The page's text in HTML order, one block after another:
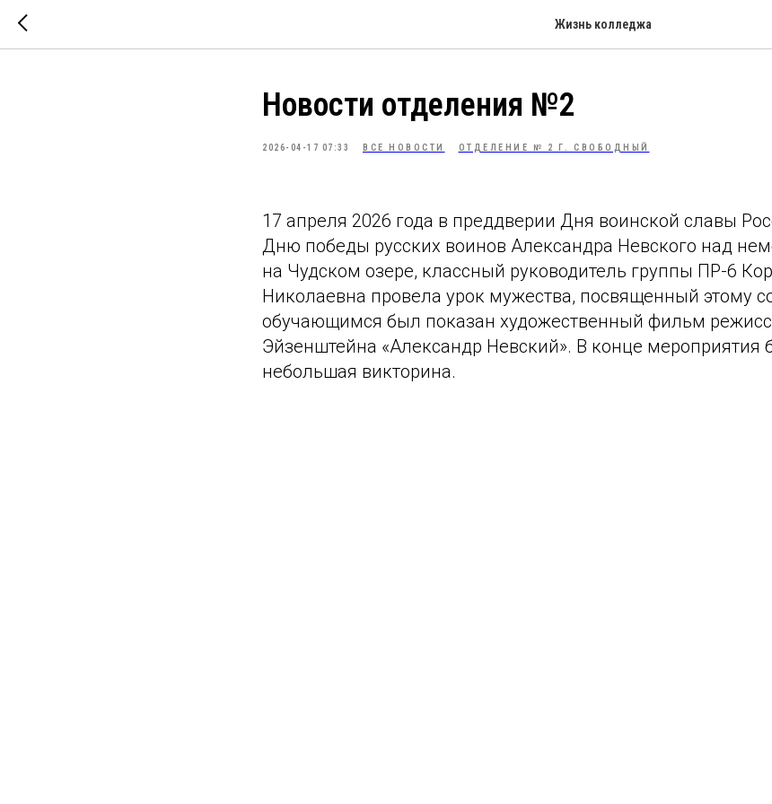
Жизнь колледжа
Новости отделения №2
2026-04-17 07:33 ВСЕ НОВОСТИ ОТДЕЛЕНИЕ № 2 Г. СВОБОДНЫЙ
17 апреля 2026 года в преддверии Дня воинской славы
Дню победы русских воинов Александра Невского над
на Чудском озере, классный руководитель группы ПР-6
Николаевна провела урок мужества, посвященный этому
обучающимся был показан художественный фильм
Эйзенштейна «Александр Невский». В конце мероприятия
небольшая викторина.